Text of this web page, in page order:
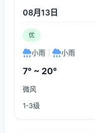
08月13日
优
小雨 小雨
7° ~ 20°
微风
1-3级